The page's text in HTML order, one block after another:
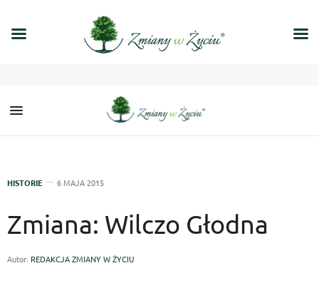
HISTORIE 6 MAJA 2015
Zmiana: Wilczo Głodna
Autor: REDAKCJA ZMIANY W ŻYCIU